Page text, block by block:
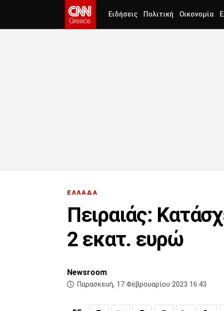
Ειδήσεις Πολιτική Οικονομία
ΕΛΛΑΔΑ
Πειραιάς:
2 εκατ. ευρώ
Newsroom
Παρασκευή, 17 Φεβρουαρίου 2023 16:43